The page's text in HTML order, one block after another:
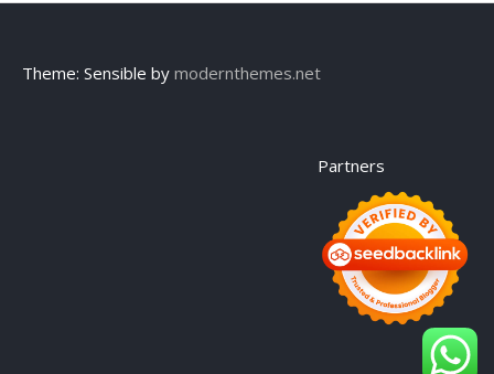
Theme: Sensible by modernthemes.net
Partners